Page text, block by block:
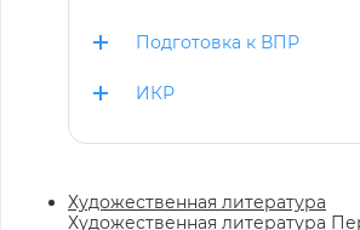
Подготовка к ВПР
ИКР
Художественная литература
Художественная литература